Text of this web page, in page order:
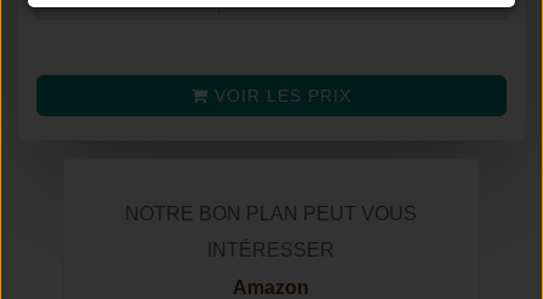
VOIR LES PRIX
NOTRE BON PLAN PEUT VOUS
INTÉRESSER
Amazon